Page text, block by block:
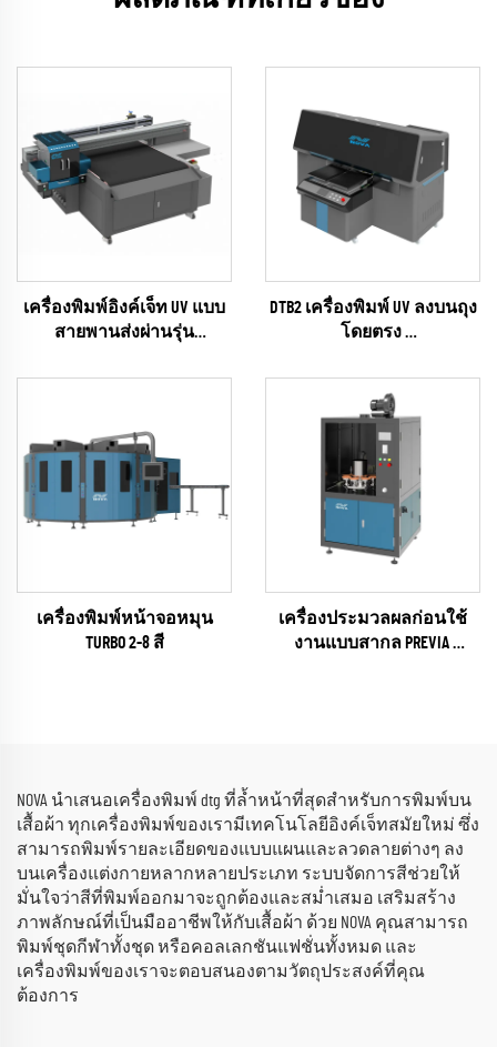
เครื่องพิมพ์อิงค์เจ็ท UV แบบ
สายพานส่งผ่านรุ่น
สแกน AI
DTB2 เครื่องพิมพ์ UV ลงบนถุง
โดยตรง
เครื่องพิมพ์หน้าจอหมุน
TURBO 2-8 สี
เครื่องประมวลผลก่อนใช้
งานแบบสากล PREVIA
NOVA นำเสนอเครื่องพิมพ์ dtg ที่ล้ำหน้าที่สุดสำหรับการพิมพ์บน
เสื้อผ้า ทุกเครื่องพิมพ์ของเรามีเทคโนโลยีอิงค์เจ็ทสมัยใหม่ ซึ่ง
สามารถพิมพ์รายละเอียดของแบบแผนและลวดลายต่างๆ ลง
บนเครื่องแต่งกายหลากหลายประเภท ระบบจัดการสีช่วยให้
มั่นใจว่าสีที่พิมพ์ออกมาจะถูกต้องและสม่ำเสมอ เสริมสร้าง
ภาพลักษณ์ที่เป็นมืออาชีพให้กับเสื้อผ้า ด้วย NOVA คุณสามารถ
พิมพ์ชุดกีฬาทั้งชุด หรือคอลเลกชันแฟชั่นทั้งหมด และ
เครื่องพิมพ์ของเราจะตอบสนองตามวัตถุประสงค์ที่คุณ
ต้องการ